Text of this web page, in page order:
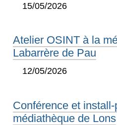
15/05/2026
Atelier OSINT à la
Labarrère de Pau
12/05/2026
Conférence et
médiathèque de Lons